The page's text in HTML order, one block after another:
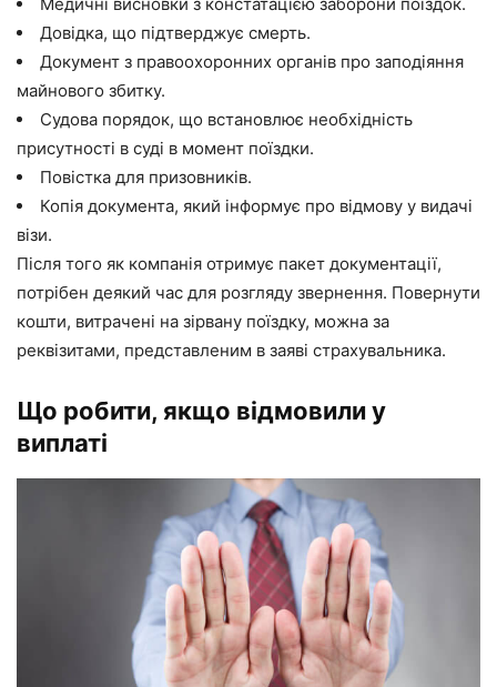
Довідка, що підтверджує смерть.
Документ з правоохоронних органів про заподіяння
майнового збитку.
Судова порядок, що встановлює необхідність
присутності в суді в момент поїздки.
Повістка для призовників.
Копія документа, який інформує про відмову у видачі
візи.
Після того як компанія отримує пакет документації,
потрібен деякий час для розгляду звернення. Повернути
кошти, витрачені на зірвану поїздку, можна за
реквізитами, представленим в заяві страхувальника.
Що робити, якщо відмовили у
виплаті